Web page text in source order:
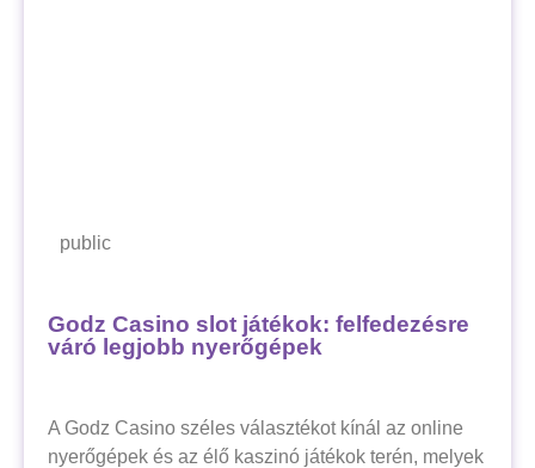
public
Godz Casino slot játékok: felfedezésre
váró legjobb nyerőgépek
A Godz Casino széles választékot kínál az online
nyerőgépek és az élő kaszinó játékok terén, melyek